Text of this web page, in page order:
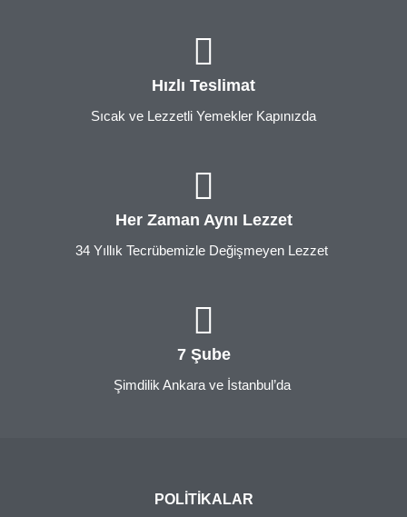
Hızlı Teslimat
Sıcak ve Lezzetli Yemekler Kapınızda
Her Zaman Aynı Lezzet
34 Yıllık Tecrübemizle Değişmeyen Lezzet
7 Şube
Şimdilik Ankara ve İstanbul’da
POLITIKALAR